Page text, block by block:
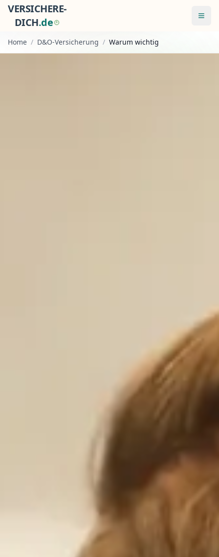
VERSICHERE-
DICH.de
Home / D&O-Versicherung / Warum wichtig